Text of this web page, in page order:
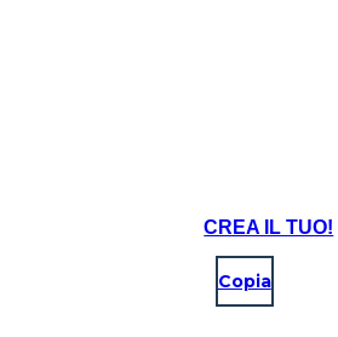
CREA IL TUO!
Copia